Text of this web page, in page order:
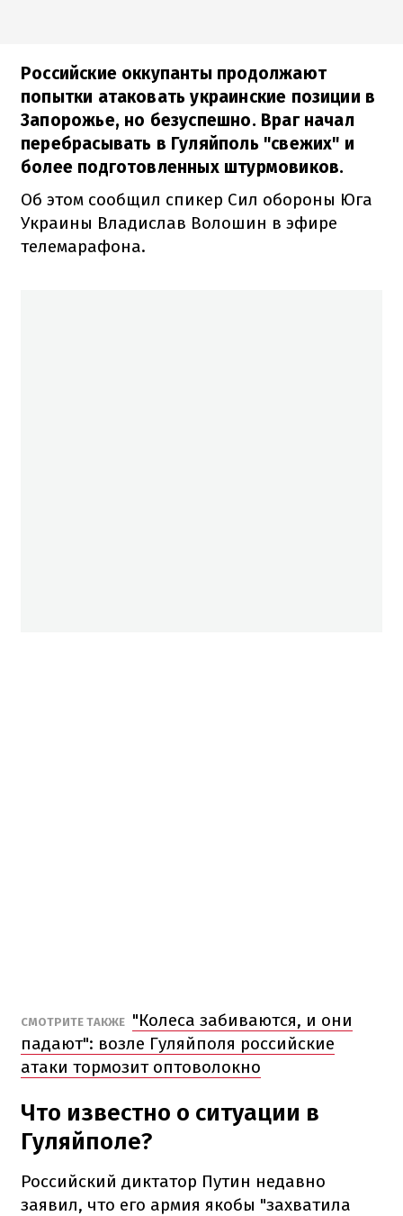
Российские оккупанты продолжают
попытки атаковать украинские позиции в
Запорожье, но безуспешно. Враг начал
перебрасывать в Гуляйполь "свежих" и
более подготовленных штурмовиков.
Об этом сообщил спикер Сил обороны Юга
Украины Владислав Волошин в эфире
телемарафона.
СМОТРИТЕ ТАКЖЕ "Колеса забиваются, и они
падают": возле Гуляйполя российские
атаки тормозит оптоволокно
Что известно о ситуации в
Гуляйполе?
Российский диктатор Путин недавно
заявил, что его армия якобы "захватила